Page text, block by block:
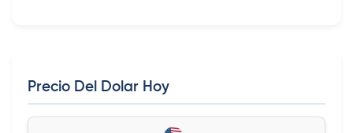
Precio Del Dolar Hoy